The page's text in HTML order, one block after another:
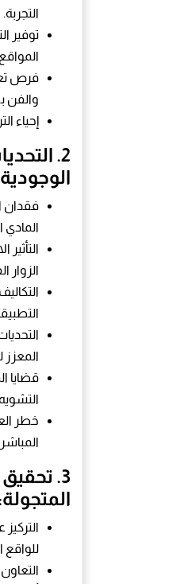
التجربة.
توفير
فرص
والفن
إحياء
2.
فقدان
المادي
الزوار
المعزز
قضايا
خطر
3. تحقيق
للواقع